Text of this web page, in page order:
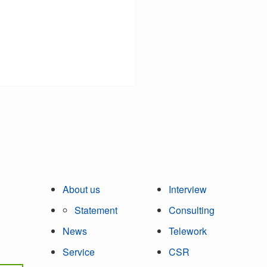
About us
Statement
News
Service
Interview
Consulting
Telework
CSR